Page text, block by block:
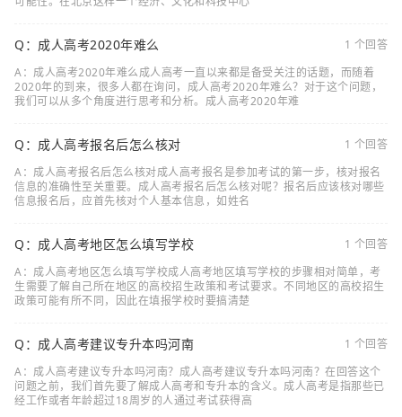
Q：成人高考2020年难么
1 个回答
A：成人高考2020年难么成人高考一直以来都是备受关注的话题，而随着
2020年的到来，很多人都在询问，成人高考2020年难么？对于这个问题，
我们可以从多个角度进行思考和分析。成人高考2020年难
Q：成人高考报名后怎么核对
1 个回答
A：成人高考报名后怎么核对成人高考报名是参加考试的第一步，核对报名
信息的准确性至关重要。成人高考报名后怎么核对呢？报名后应该核对哪些
信息报名后，应首先核对个人基本信息，如姓名
Q：成人高考地区怎么填写学校
1 个回答
A：成人高考地区怎么填写学校成人高考地区填写学校的步骤相对简单，考
生需要了解自己所在地区的高校招生政策和考试要求。不同地区的高校招生
政策可能有所不同，因此在填报学校时要搞清楚
Q：成人高考建议专升本吗河南
1 个回答
A：成人高考建议专升本吗河南？成人高考建议专升本吗河南？在回答这个
问题之前，我们首先要了解成人高考和专升本的含义。成人高考是指那些已
经工作或者年龄超过18周岁的人通过考试获得高